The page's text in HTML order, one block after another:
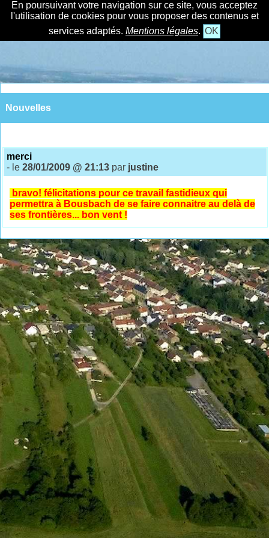
En poursuivant votre navigation sur ce site, vous acceptez
l'utilisation de cookies pour vous proposer des contenus et
services adaptés. Mentions légales. OK
Nouvelles
merci
- le28/01/2009 @ 21:13 par justine
bravo! félicitations pour ce travail fastidieux qui
permettra à Bousbach de se faire connaitre au delà de
ses frontières... bon vent !